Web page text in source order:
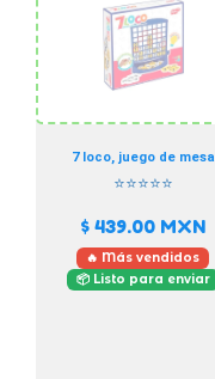
7 loco, juego de mesa
⭐⭐⭐⭐⭐
$ 439.00 MXN
🔥 Más vendidos
📦 Listo para enviar